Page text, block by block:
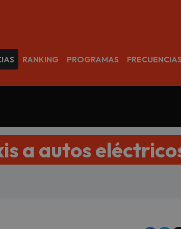
RANKING PROGRAMAS FRECUENCIAS
a autos